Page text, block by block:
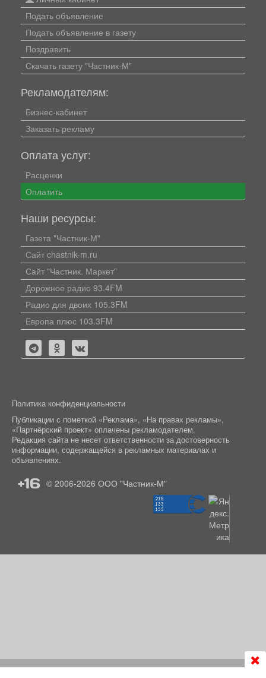
Подать объявление
Подать объявление в газету
Поздравить
Скачать газету "Частник-М"
Рекламодателям:
Бизнес-кабинет
Заказать рекламу
Оплата услуг:
Расценки
Оплатить
Наши ресурсы:
Газета "Частник-М"
Сайт chastnik-m.ru
Сайт "Частник. Маркет"
Дорожное радио 93.4FM
Радио для двоих 105.3FM
Европа плюс 103.3FM
Политика конфиденциальности
Публикации с пометкой «Реклама», «На правах рекламы»,
«Партнёрский проект» оплачены рекламодателем.
Редакция сайта не несет ответственности за достоверность
информации, содержащейся в рекламных материалах и
объявлениях.
+16 © 2006-2026 ООО "Частник-М"